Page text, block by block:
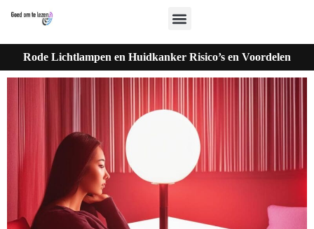
Rode Lichtlampen en Huidkanker Risico’s en Voordelen